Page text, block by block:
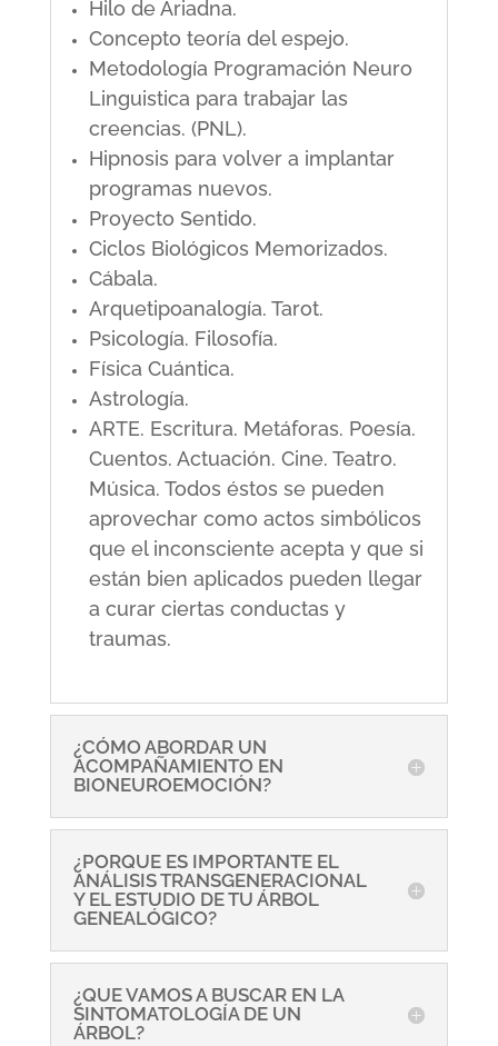
Hilo de Ariadna.
Concepto teoría del espejo.
Metodología Programación Neuro
Linguistica para trabajar las
creencias. (PNL).
Hipnosis para volver a implantar
programas nuevos.
Proyecto Sentido.
Ciclos Biológicos Memorizados.
Cábala.
Arquetipoanalogía. Tarot.
Psicología. Filosofía.
Física Cuántica.
Astrología.
ARTE. Escritura. Metáforas. Poesía.
Cuentos. Actuación. Cine. Teatro.
Música. Todos éstos se pueden
aprovechar como actos simbólicos
que el inconsciente acepta y que si
están bien aplicados pueden llegar
a curar ciertas conductas y
traumas.
¿CÓMO ABORDAR UN
ACOMPAÑAMIENTO EN
BIONEUROEMOCIÓN?
¿PORQUE ES IMPORTANTE EL
ANÁLISIS TRANSGENERACIONAL
Y EL ESTUDIO DE TU ÁRBOL
GENEALÓGICO?
¿QUE VAMOS A BUSCAR EN LA
SINTOMATOLOGÍA DE UN
ÁRBOL?